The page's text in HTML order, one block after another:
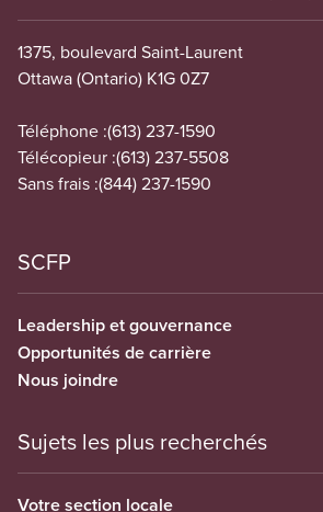
1375, boulevard Saint-Laurent
Ottawa (Ontario) K1G 0Z7
Téléphone :(613) 237-1590
Télécopieur :(613) 237-5508
Sans frais :(844) 237-1590
SCFP
Leadership et gouvernance
Opportunités de carrière
Nous joindre
Sujets les plus recherchés
Votre section locale